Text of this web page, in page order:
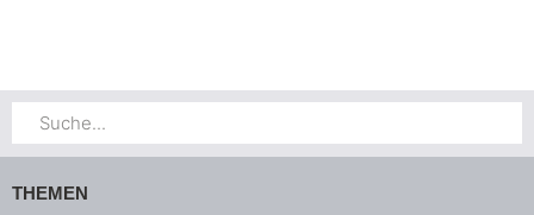
SucheSuche
THEMEN